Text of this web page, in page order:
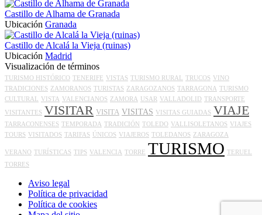
Castillo de Alhama de Granada
Ubicación Granada
Castillo de Alcalá la Vieja (ruinas)
Ubicación Madrid
Visualización de términos
TURISMO HISTÓRICO TENERIFE VISTAS TURISMO RURAL TRUCOS VINO
TRADICIONES ZAMORANOS TURISTAS ZARAGOZANOS TARRAGONA TURISMO
CULTURAL VISTA VALENCIANOS ZAMORA USAR VALLADOLID TRANSPORTE
VISITANTES VISITAR VISITA VISITAS VISITAS GUIADAS VIAJE
TARRACONENSES TEMPORADA TRADICIÓN TOLEDO VALLISOLETANOS VIAJES
TOURS VISITADOS TARIFAS ÚNICOS VIAJEROS TOLEDANOS ZARAGOZA
VERANO TURÍSTICAS TIPS VALENCIA TORRE TURISMO TERUEL
TORRES
Aviso legal
Política de privacidad
Política de cookies